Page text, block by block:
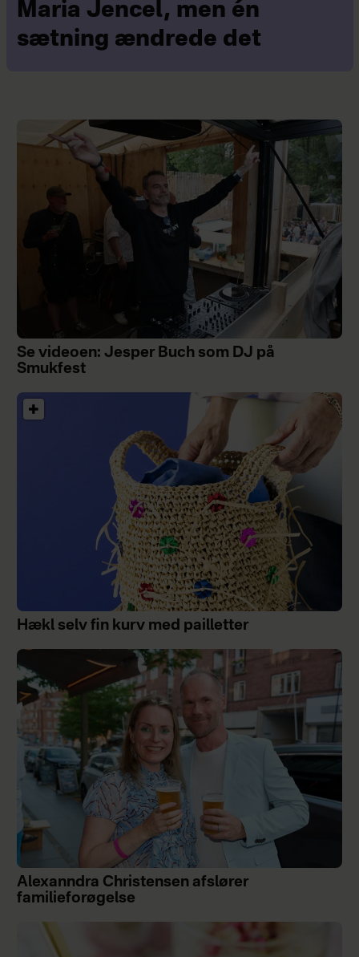
Maria Jencel, men én
sætning ændrede det
Se videoen: Jesper Buch som DJ på
Smukfest
Hækl selv fin kurv med pailletter
Alexanndra Christensen afslører
familieforøgelse